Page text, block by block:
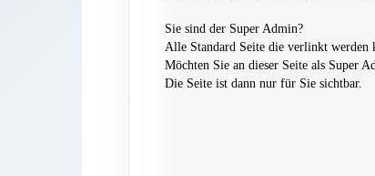
Sie sind der Super Admin?
Alle Standard Seite die verlinkt
Möchten Sie an dieser Seite als Super
Die Seite ist dann nur für Sie sichtbar.